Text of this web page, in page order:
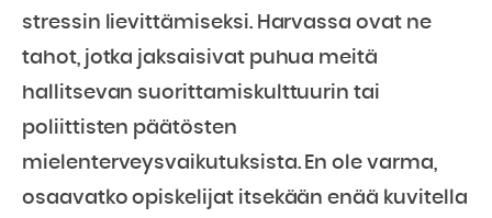
stressin lievittämiseksi. Harvassa ovat ne
tahot, jotka jaksaisivat puhua meitä
hallitsevan suorittamiskulttuurin tai
poliittisten päätösten
mielenterveysvaikutuksista. En ole varma,
osaavatko opiskelijat itsekään enää kuvitella